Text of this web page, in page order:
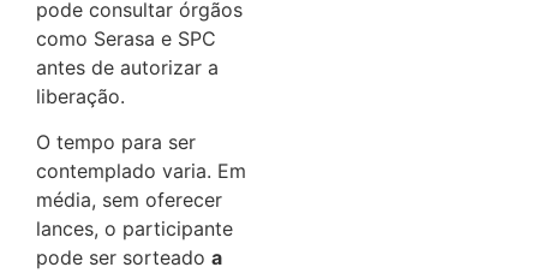
pode consultar órgãos
como Serasa e SPC
antes de autorizar a
liberação.
O tempo para ser
contemplado varia. Em
média, sem oferecer
lances, o participante
pode ser sorteado a